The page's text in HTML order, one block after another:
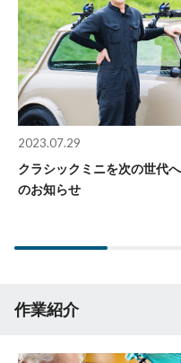
2023.07.29
クラシックミニを次の世代
のお知らせ
作業紹介